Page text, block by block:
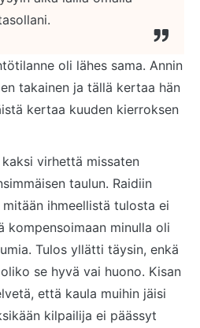
oli lähes sama. Annin
takainen ja tällä kertaa hän
kertaa kuuden kierroksen
virhettä missaten
taulun. Raidiin
ihmeellistä tulosta ei
minulla oli
Tulos yllätti täysin, enkä
se hyvä vai huono. Kisan
että kaula muihin jäisi
kilpailija ei päässyt